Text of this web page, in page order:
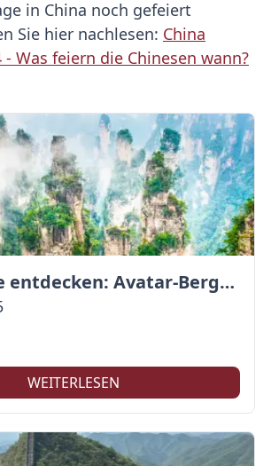
in China noch gefeiert
Sie hier nachlesen: China
- Was feiern die Chinesen wann?
Zhangjiajie entdecken: Avatar-Berge & Altstadt von Fenghuang
WEITERLESEN